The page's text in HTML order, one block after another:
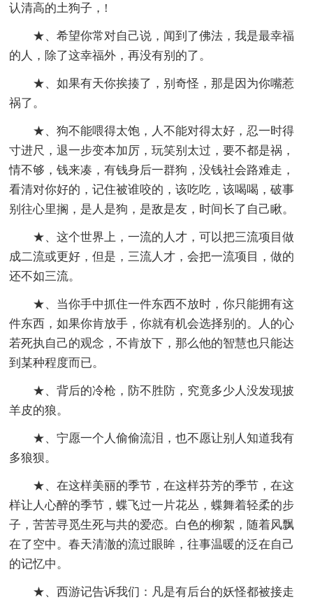
认清高的土狗子，!
★、希望你常对自己说，闻到了佛法，我是最幸福
的人，除了这幸福外，再没有别的了。
★、如果有天你挨揍了，别奇怪，那是因为你嘴惹
祸了。
★、狗不能喂得太饱，人不能对得太好，忍一时得
寸进尺，退一步变本加厉，玩笑别太过，要不都是祸，
情不够，钱来凑，有钱身后一群狗，没钱社会路难走，
看清对你好的，记住被谁咬的，该吃吃，该喝喝，破事
别往心里搁，是人是狗，是敌是友，时间长了自己瞅。
★、这个世界上，一流的人才，可以把三流项目做
成二流或更好，但是，三流人才，会把一流项目，做的
还不如三流。
★、当你手中抓住一件东西不放时，你只能拥有这
件东西，如果你肯放手，你就有机会选择别的。人的心
若死执自己的观念，不肯放下，那么他的智慧也只能达
到某种程度而已。
★、背后的冷枪，防不胜防，究竟多少人没发现披
羊皮的狼。
★、宁愿一个人偷偷流泪，也不愿让别人知道我有
多狼狈。
★、在这样美丽的季节，在这样芬芳的季节，在这
样让人心醉的季节，蝶飞过一片花丛，蝶舞着轻柔的步
子，苦苦寻觅生死与共的爱恋。白色的柳絮，随着风飘
在了空中。春天清澈的流过眼眸，往事温暖的泛在自己
的记忆中。
★、西游记告诉我们：凡是有后台的妖怪都被接走